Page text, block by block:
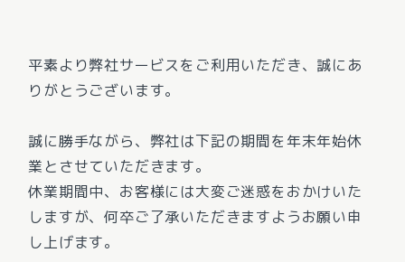
平素より弊社サービスをご利用いただき、誠にあ
りがとうございます。
誠に勝手ながら、弊社は下記の期間を年末年始休
業とさせていただきます。
休業期間中、お客様には大変ご迷惑をおかけいた
しますが、何卒ご了承いただきますようお願い申
し上げます。